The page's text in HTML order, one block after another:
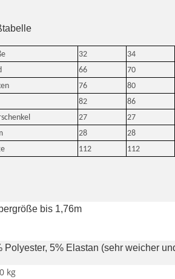
32
34
66
70
76
80
82
86
27
27
28
28
112 112
bis 1,76m
Polyester, 5% Elastan (sehr weicher
kg